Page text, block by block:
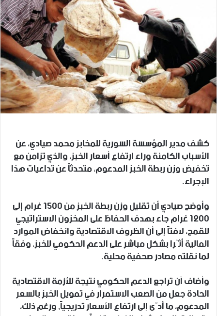
كشف مدير المؤسسة السورية للمخابز محمد صيادي، عن
الأسباب الكامنة وراء ارتفاع أسعار الخبز، والذي تزامن مع
تخفيض وزن ربطة الخبز المدعوم، متحدثاً عن تداعيات هذا
الإجراء.
وأوضح صيادي أن تقليل وزن ربطة الخبز من 1500 غرام إلى
1200 غرام جاء بهدف الحفاظ على المخزون الاستراتيجي
للقمح، لافتاً إلى أن الظروف الاقتصادية وانخفاض الموارد
المالية أثّرا بشكل مباشر على الدعم الحكومي للخبز، وفقاً
لما نقلته مصادر صحفية محلية.
وأضاف أن تراجع الدعم الحكومي نتيجة للأزمة الاقتصادية
الحادة جعل من الصعب الاستمرار في تمويل الخبز بالسعر
المدعوم، ما أدّى إلى ارتفاع الأسعار تدريجياً, ورغم ذلك،